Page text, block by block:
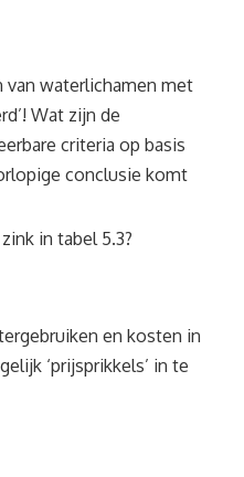
waterlichamen met
Wat zijn de
criteria op basis
conclusie komt
in tabel 5.3?
en kosten in
‘prijsprikkels’ in te